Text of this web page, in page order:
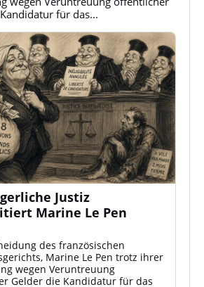
für das...
Justiz
Marine Le Pen
des französischen
Marine Le Pen trotz ihrer
wegen Veruntreuung
Gelder die Kandidatur für das